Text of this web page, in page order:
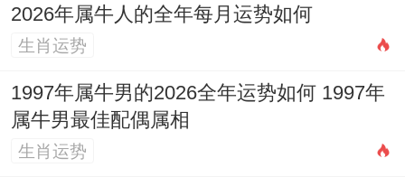
病符星 飞临，直指你2026年的健康宫位，
这是一盏明确的年度健康警示灯
此星五行属土，性主沉滞与消耗，标记着潜
伏的、慢性的健康问题，以及因外界病气感
染而引发的状况。
2026年属牛人的全年每月运势如何
生肖运势
1997年属牛男的2026全年运势如何 1997年
属牛男最佳配偶属相
生肖运势